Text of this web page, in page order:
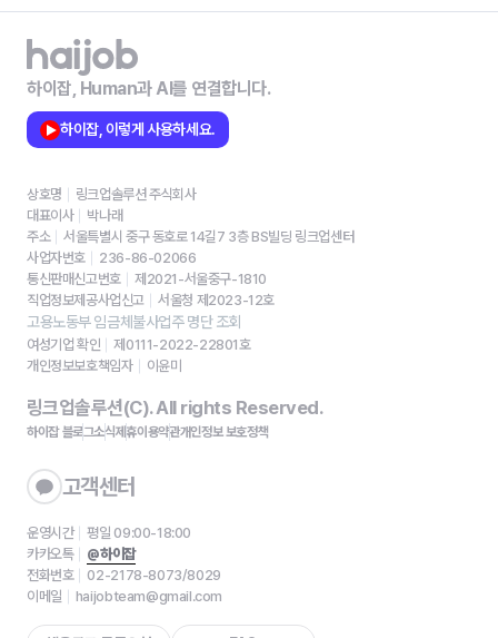
하이잡, Human과 AI를 연결합니다.
하이잡, 이렇게 사용하세요.
상호명
링크업솔루션 주식회사
대표이사
박나래
주소
서울특별시 중구 동호로 14길7 3층 BS빌딩 링크업센터
사업자번호
236-86-02066
통신판매신고번호
제2021-서울중구-1810
직업정보제공사업신고
서울청 제2023-12호
고용노동부 임금체불사업주 명단 조회
여성기업 확인
제0111-2022-22801호
개인정보보호책임자
이윤미
링크업솔루션(C). All rights Reserved.
하이잡 블로그소식제휴이용약관개인정보 보호정책
고객센터
운영시간
평일 09:00-18:00
카카오톡
@하이잡
전화번호
02-2178-8073/8029
이메일
haijobteam@gmail.com